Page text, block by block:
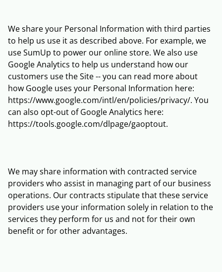
We share your Personal Information with third parties
to help us use it as described above. For example, we
use SumUp to power our online store. We also use
Google Analytics to help us understand how our
customers use the Site -- you can read more about
how Google uses your Personal Information here:
https://www.google.com/intl/en/policies/privacy/. You
can also opt-out of Google Analytics here:
https://tools.google.com/dlpage/gaoptout.
We may share information with contracted service
providers who assist in managing part of our business
operations. Our contracts stipulate that these service
providers use your information solely in relation to the
services they perform for us and not for their own
benefit or for other advantages.